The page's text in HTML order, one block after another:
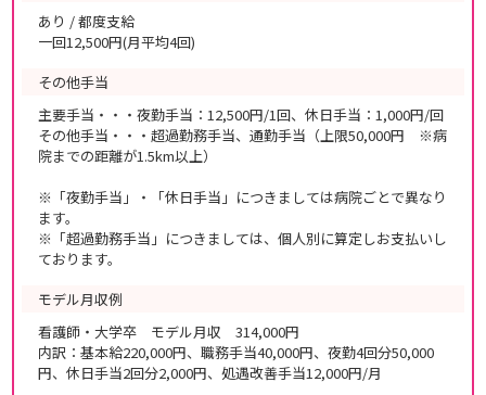
あり / 都度支給
一回12,500円(月平均4回)
その他手当
主要手当・・・夜勤手当：12,500円/1回、休日手当：1,000円/回
その他手当・・・超過勤務手当、通勤手当（上限50,000円 ※病
院までの距離が1.5km以上）
※「夜勤手当」・「休日手当」につきましては病院ごとで異なり
ます。
※「超過勤務手当」につきましては、個人別に算定しお支払いし
ております。
モデル月収例
看護師・大学卒 モデル月収 314,000円
内訳：基本給220,000円、職務手当40,000円、夜勤4回分50,000
円、休日手当2回分2,000円、処遇改善手当12,000円/月